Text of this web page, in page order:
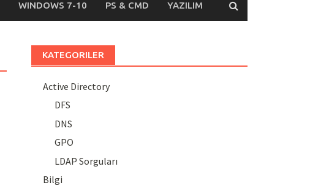
WINDOWS 7-10 PS & CMD YAZILIM
KATEGORILER
Active Directory
DFS
DNS
GPO
LDAP Sorguları
Bilgi